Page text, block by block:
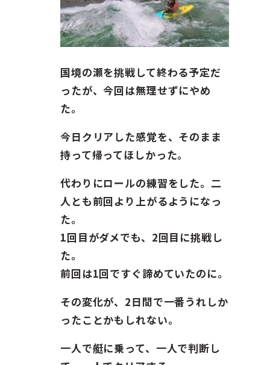
国境の瀬を挑戦して終わる予定だ
ったが、今回は無理せずにやめ
た。
今日クリアした感覚を、そのまま
持って帰ってほしかった。
代わりにロールの練習をした。二
人とも前回より上がるようになっ
た。
1回目がダメでも、2回目に挑戦し
た。
前回は1回ですぐ諦めていたのに。
その変化が、2日間で一番うれしか
ったことかもしれない。
一人で艇に乗って、一人で判断し